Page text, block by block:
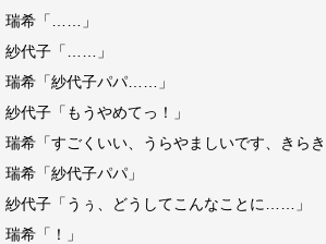
瑞希「……」
紗代子「……」
瑞希「紗代子パパ……」
紗代子「もうやめてっ！」
瑞希「すごくいい、うらやましいです、きらき
瑞希「紗代子パパ」
紗代子「うぅ、どうしてこんなことに……」
瑞希「！」